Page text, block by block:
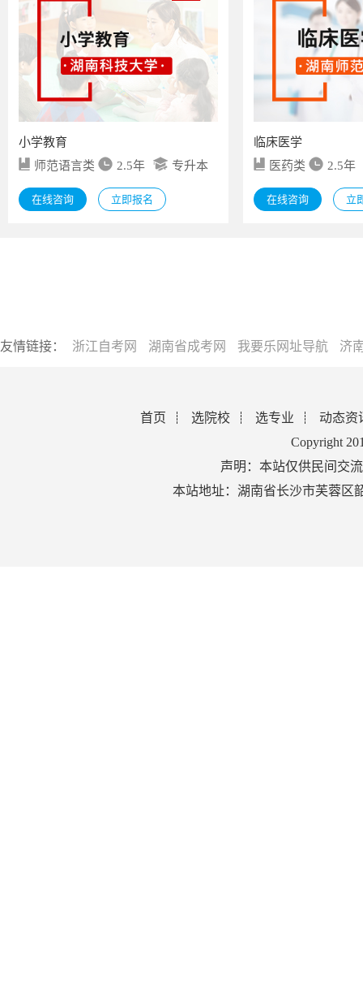
小学教育
师范语言类
2.5年 专升本
在线咨询 立即报名
临床医学
医药类
2.5年
在线咨询 立
友情链接： 浙江自考网 湖南省成考网 我要乐网址导航 济
首页 选院校 选专业
动态资
Copyright
声明：本站仅供民间交
本站地址：湖南省长沙市芙蓉区